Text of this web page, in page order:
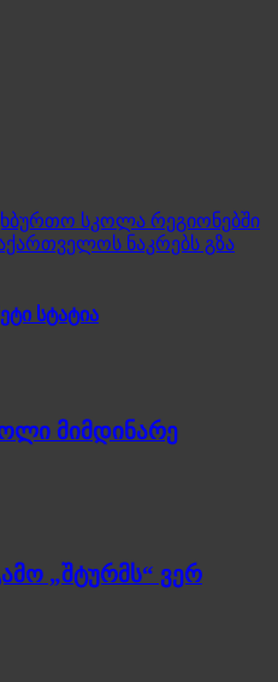
სკოლა რეგიონებში
ნაკრებს გზა
სტატია
მიმდინარე
„შტურმს“ ვერ